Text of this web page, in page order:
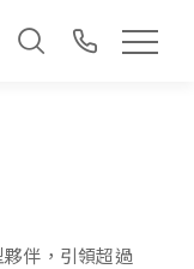
伴，引領超過